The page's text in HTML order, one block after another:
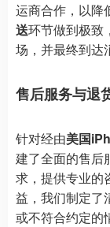
运商合作，以降
送环节做到极致
场，并最终到达
售后服务与退
针对经由美国
建了全面的售后
求，提供专业的
益，我们制定了
或不符合约定的